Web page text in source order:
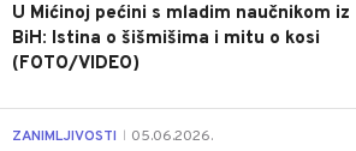
U Mićinoj pećini s mladim naučnikom iz
BiH: Istina o šišmišima i mitu o kosi
(FOTO/VIDEO)
ZANIMLJIVOSTI 05.06.2026.